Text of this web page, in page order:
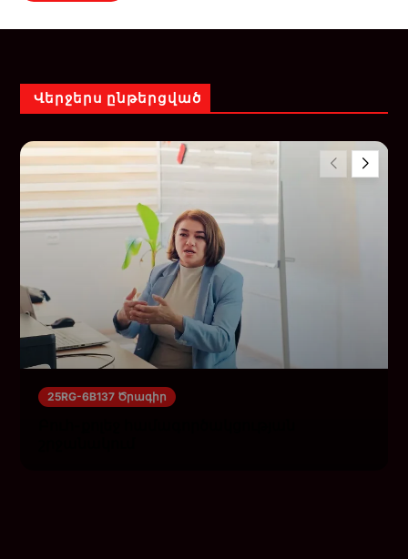
Վերջերս ընթերցված
25RG-6B137 Ծրագիր